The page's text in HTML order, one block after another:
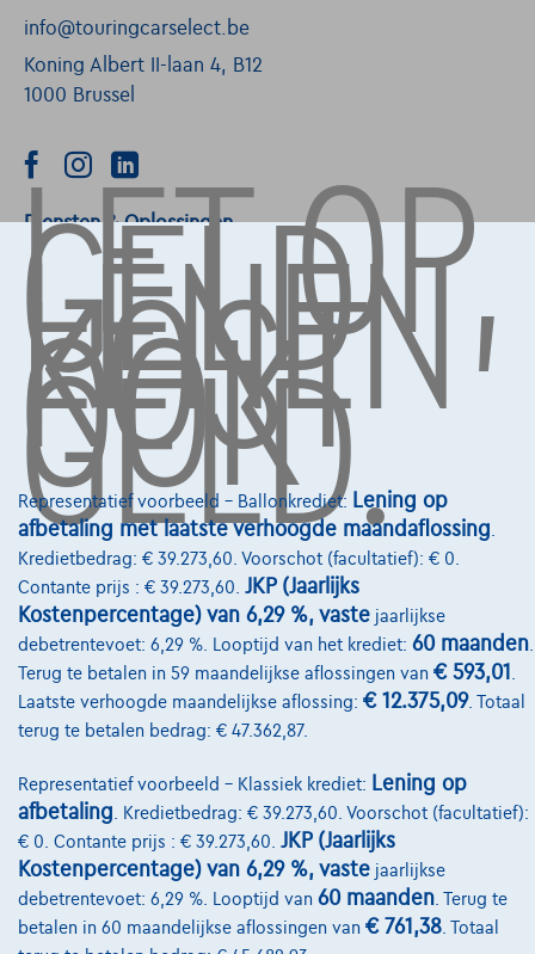
LET OP,
GELD
LENEN
KOST
OOK
GELD.
Representatief voorbeeld – Ballonkrediet: Lening op
afbetaling met laatste verhoogde maandaflossing
Kredietbedrag: € 39.273,60. Voorschot (facultatief): € 0.
Contante prijs : € 39.273,60. JKP (Jaarlijks
Kostenpercentage) van 6,29 %, vaste jaarlijkse
debetrentevoet: 6,29 %. Looptijd van het krediet: 60 maanden
Terug te betalen in 59 maandelijkse aflossingen van € 593,01
Laatste verhoogde maandelijkse aflossing: € 12.375,09. Totaal
terug te betalen bedrag: € 47.362,87.
Representatief voorbeeld – Klassiek krediet: Lening op
afbetaling . Kredietbedrag: € 39.273,60. Voorschot (facultatief):
€ 0. Contante prijs : € 39.273,60. JKP (Jaarlijks
Kostenpercentage) van 6,29 %, vaste jaarlijkse
debetrentevoet: 6,29 %. Looptijd van 60 maanden . Terug te
betalen in 60 maandelijkse aflossingen van € 761,38 . Totaal
info@touringcarselect.be
Koning Albert II-laan 4, B12
1000 Brussel
Diensten & Oplossingen
Pechverhelping verzekering
Financiering
Autoverzekering
Lease en persoonlijke lease
Over Ons
Word klant
Wie zijn we
Kwaliteitscharter
Onze dealers
Onze partners
Contact
@2024 TCS Mobility SA/NV Copyright